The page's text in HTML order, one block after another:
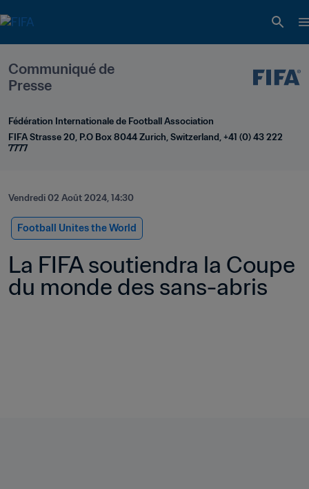
Communiqué de
Presse
Fédération Internationale de Football Association
FIFA Strasse 20, P.O Box 8044 Zurich, Switzerland, +41 (0) 43 222
7777
Vendredi 02 Août 2024, 14:30
Football Unites the World
La FIFA soutiendra la Coupe
du monde des sans-abris